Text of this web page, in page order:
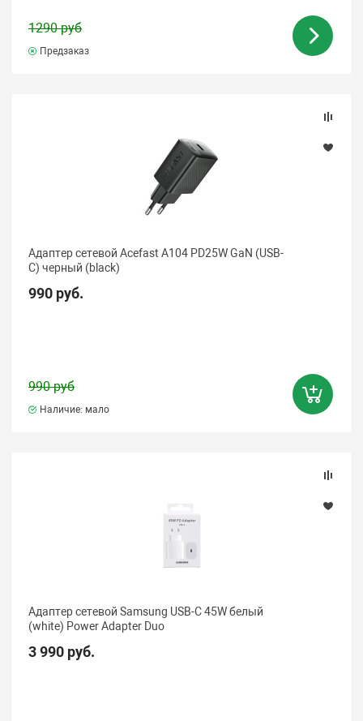
1290 руб
Предзаказ
Адаптер сетевой Acefast A104 PD25W GaN (USB-
C) черный (black)
990 руб.
990 руб
Наличие: мало
Адаптер сетевой Samsung USB-C 45W белый
(white) Power Adapter Duo
3 990 руб.